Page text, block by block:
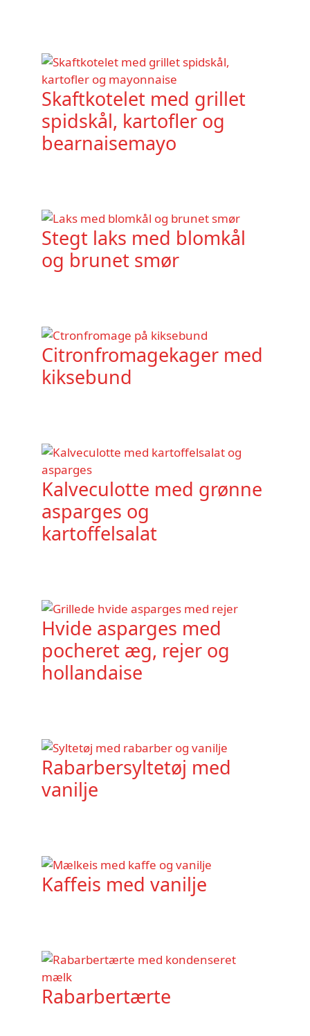
Skaftkotelet med grillet
spidskål, kartofler og
bearnaisemayo
Stegt laks med blomkål
og brunet smør
Citronfromagekager med
kiksebund
Kalveculotte med grønne
asparges og
kartoffelsalat
Hvide asparges med
pocheret æg, rejer og
hollandaise
Rabarbersyltetøj med
vanilje
Kaffeis med vanilje
Rabarbertærte